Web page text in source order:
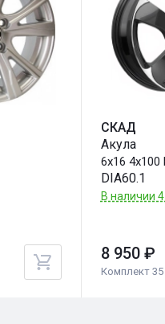
СКАД
Акула
6x16 4x100
DIA60.1
В наличии
8 950 ₽
Комплект 35